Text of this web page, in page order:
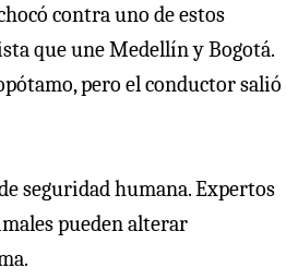
contra uno de estos
que une Medellín y Bogotá.
pero el conductor salió
seguridad humana. Expertos
pueden alterar